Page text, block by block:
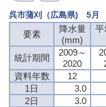
呉市蒲刈（広島県) 5月
要素
降水量
(mm)
平
統計期間
2009～
2020
資料年数
12
1日
3.0
2日
3.0